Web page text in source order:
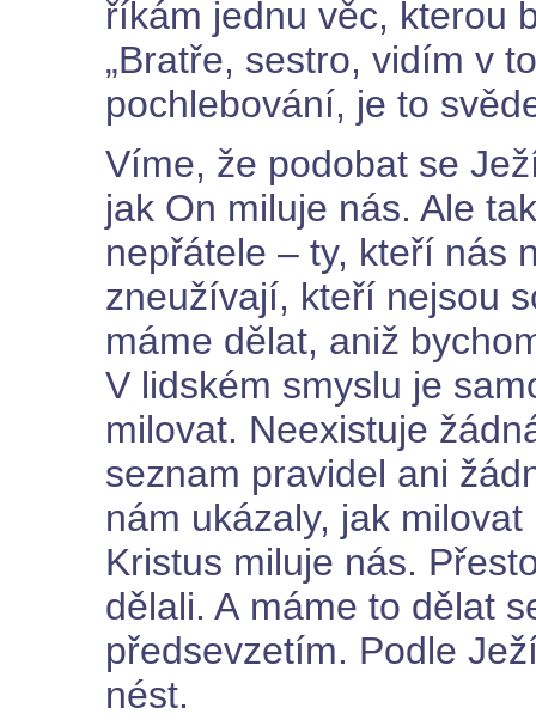
říkám jednu věc, kterou
„Bratře, sestro, vidím v
pochlebování, je to
Víme, že podobat se
jak On miluje nás. Ale
nepřátele – ty, kteří nás
zneužívají, kteří nejsou
máme dělat, aniž
V lidském smyslu je
milovat. Neexistuje
seznam pravidel ani
nám ukázaly, jak
Kristus miluje nás.
dělali. A máme to dělat
předsevzetím. Podle
nést.